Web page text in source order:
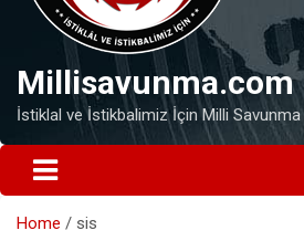
Millisavunma.com
İstiklal ve İstikbalimiz İçin Milli Savunma
Home sis